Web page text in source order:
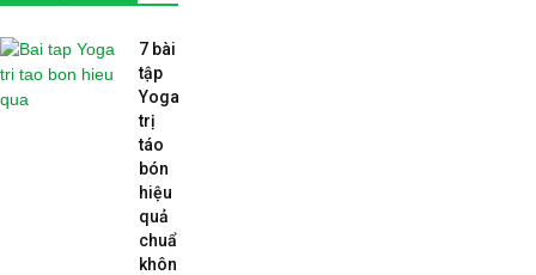
7 bài
tập
Yoga
trị
táo
bón
hiệu
quả
chuẩn
không...